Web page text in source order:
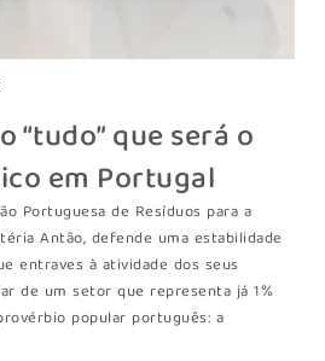
“tudo” que será o
em Portugal
Portuguesa de Resíduos para a
Antão, defende uma estabilidade
entraves à atividade dos seus
de um setor que representa já 1%
popular português: a